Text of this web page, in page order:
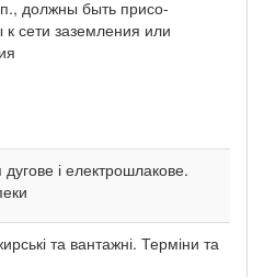
должны быть присо-
сети заземления или
і електрошлакове.
та вантажні. Терміни та